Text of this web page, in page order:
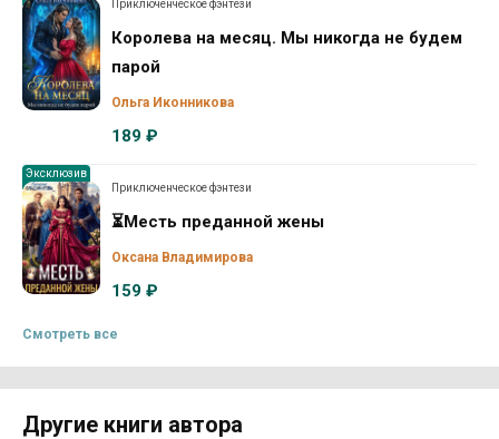
Приключенческое фэнтези
Королева на месяц. Мы никогда не будем
парой
Ольга Иконникова
189 ₽
Эксклюзив
Приключенческое фэнтези
⏳Месть преданной жены
Оксана Владимирова
159 ₽
Смотреть все
Другие книги автора